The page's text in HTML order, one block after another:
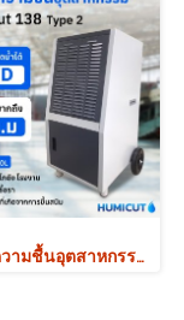
เครื่องลดความชื้นอุตสาหกรรม HUMICUT รุ่น Humicut 138 Type 2